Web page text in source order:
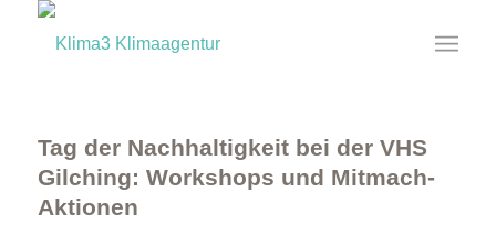
Tag der Nachhaltigkeit bei der VHS
Gilching: Workshops und Mitmach-
Aktionen